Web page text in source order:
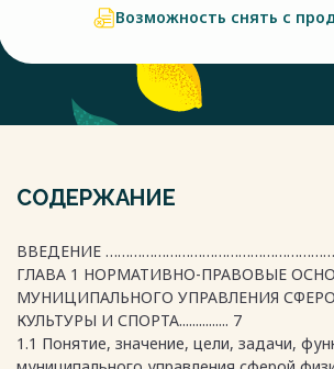
Возможность снять с
СОДЕРЖАНИЕ
ВВЕДЕНИЕ
ГЛАВА 1 НОРМАТИВНО-ПРАВОВЫЕ
МУНИЦИПАЛЬНОГО УПРАВЛЕНИЯ
КУЛЬТУРЫ И СПОРТА............... 7
1.1 Понятие, значение, цели, задачи,